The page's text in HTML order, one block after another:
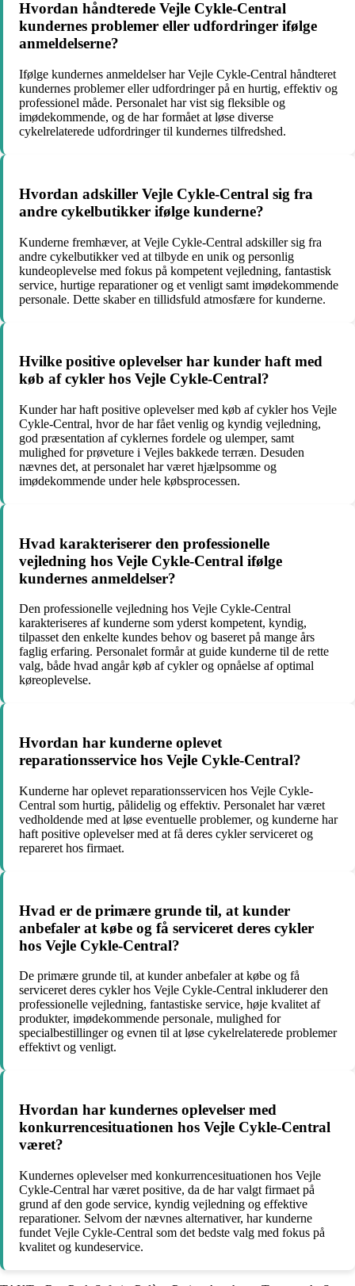
Hvordan håndterede Vejle Cykle-Central
kundernes problemer eller udfordringer ifølge
anmeldelserne?
Ifølge kundernes anmeldelser har Vejle Cykle-Central håndteret
kundernes problemer eller udfordringer på en hurtig, effektiv og
professionel måde. Personalet har vist sig fleksible og
imødekommende, og de har formået at løse diverse
cykelrelaterede udfordringer til kundernes tilfredshed.
Hvordan adskiller Vejle Cykle-Central sig fra
andre cykelbutikker ifølge kunderne?
Kunderne fremhæver, at Vejle Cykle-Central adskiller sig fra
andre cykelbutikker ved at tilbyde en unik og personlig
kundeoplevelse med fokus på kompetent vejledning, fantastisk
service, hurtige reparationer og et venligt samt imødekommende
personale. Dette skaber en tillidsfuld atmosfære for kunderne.
Hvilke positive oplevelser har kunder haft med
køb af cykler hos Vejle Cykle-Central?
Kunder har haft positive oplevelser med køb af cykler hos Vejle
Cykle-Central, hvor de har fået venlig og kyndig vejledning,
god præsentation af cyklernes fordele og ulemper, samt
mulighed for prøveture i Vejles bakkede terræn. Desuden
nævnes det, at personalet har været hjælpsomme og
imødekommende under hele købsprocessen.
Hvad karakteriserer den professionelle
vejledning hos Vejle Cykle-Central ifølge
kundernes anmeldelser?
Den professionelle vejledning hos Vejle Cykle-Central
karakteriseres af kunderne som yderst kompetent, kyndig,
tilpasset den enkelte kundes behov og baseret på mange års
faglig erfaring. Personalet formår at guide kunderne til de rette
valg, både hvad angår køb af cykler og opnåelse af optimal
køreoplevelse.
Hvordan har kunderne oplevet
reparationsservice hos Vejle Cykle-Central?
Kunderne har oplevet reparationsservicen hos Vejle Cykle-
Central som hurtig, pålidelig og effektiv. Personalet har været
vedholdende med at løse eventuelle problemer, og kunderne har
haft positive oplevelser med at få deres cykler serviceret og
repareret hos firmaet.
Hvad er de primære grunde til, at kunder
anbefaler at købe og få serviceret deres cykler
hos Vejle Cykle-Central?
De primære grunde til, at kunder anbefaler at købe og få
serviceret deres cykler hos Vejle Cykle-Central inkluderer den
professionelle vejledning, fantastiske service, høje kvalitet af
produkter, imødekommende personale, mulighed for
specialbestillinger og evnen til at løse cykelrelaterede problemer
effektivt og venligt.
Hvordan har kundernes oplevelser med
konkurrencesituationen hos Vejle Cykle-Central
været?
Kundernes oplevelser med konkurrencesituationen hos Vejle
Cykle-Central har været positive, da de har valgt firmaet på
grund af den gode service, kyndig vejledning og effektive
reparationer. Selvom der nævnes alternativer, har kunderne
fundet Vejle Cykle-Central som det bedste valg med fokus på
kvalitet og kundeservice.